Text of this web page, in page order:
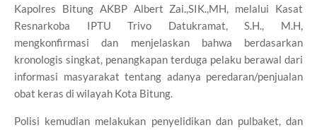
Kapolres Bitung AKBP Albert Zai.,SIK.,MH, melalui Kasat
Resnarkoba IPTU Trivo Datukramat, S.H., M.H,
mengkonfirmasi dan menjelaskan bahwa berdasarkan
kronologis singkat, penangkapan terduga pelaku berawal dari
informasi masyarakat tentang adanya peredaran/penjualan
obat keras di wilayah Kota Bitung.
Polisi kemudian melakukan penyelidikan dan pulbaket, dan